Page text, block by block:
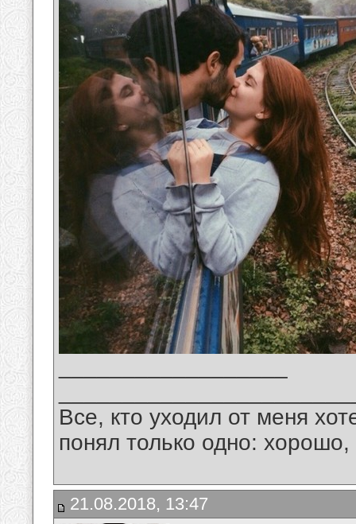
Все, кто уходил от меня
понял только одно:
21.08.2018, 13:47